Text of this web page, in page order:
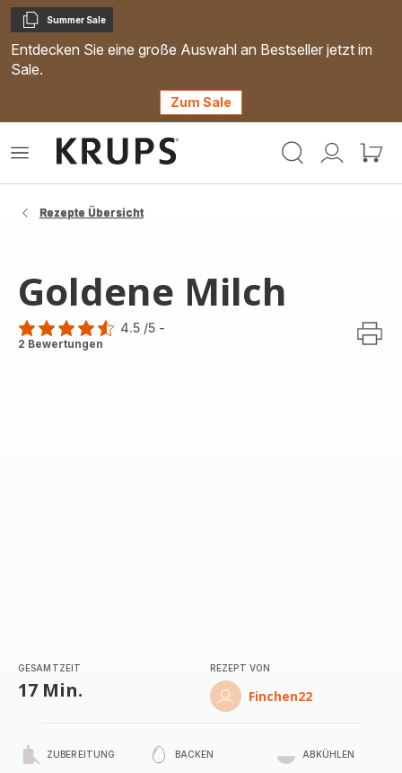
Kopieren
Summer Sale
Entdecken Sie eine große Auswahl an Bestseller jetzt im
Sale.
Zum Sale
Mein
Mein
Das
Rezepte Übersicht
Goldene Milch
ratings.4.5
4.5 /5 -
2 Bewertungen
GESAMTZEIT
17 Min.
REZEPT VON
Finchen22
ZUBEREITUNG BACKEN ABKÜHLEN